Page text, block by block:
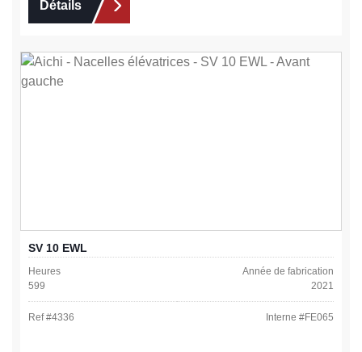
Détails
SV 10 EWL
Heures
599
Année de fabrication
2021
Ref #4336 Interne #FE065